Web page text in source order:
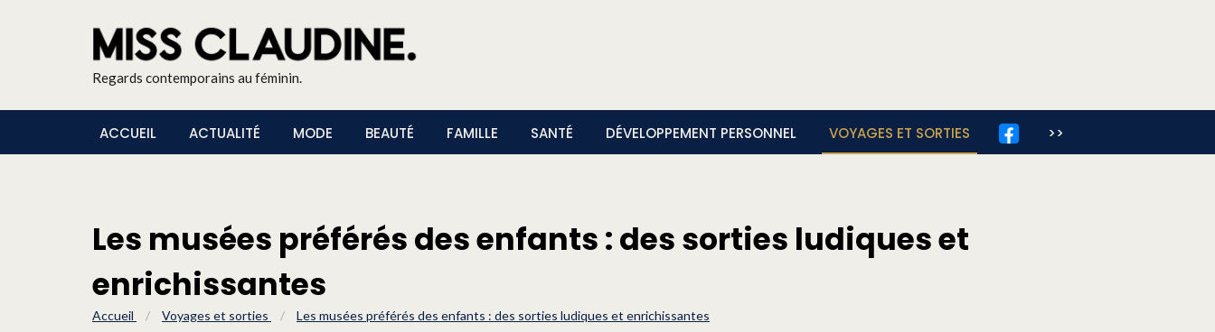
Regards contemporains au féminin.
ACCUEIL ACTUALITÉ MODE BEAUTÉ FAMILLE SANTÉ DÉVELOPPEMENT PERSONNEL VOYAGES ET SORTIES >>
Les musées préférés des enfants : des sorties ludiques et
enrichissantes
Accueil / Voyages et sorties / Les musées préférés des enfants : des sorties ludiques et enrichissantes